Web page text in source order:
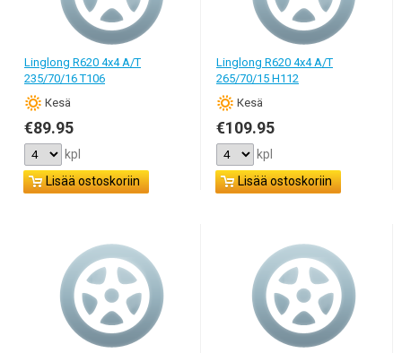
Linglong R620 4x4 A/T
235/70/16 T106
Кesä
€89.95
kpl
Lisää ostoskoriin
Linglong R620 4x4 A/T
265/70/15 H112
Кesä
€109.95
kpl
Lisää ostoskoriin